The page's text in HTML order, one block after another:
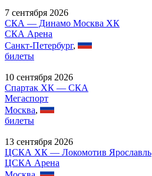
7 сентября 2026
СКА — Динамо Москва ХК
СКА Арена
Санкт-Петербург,
билеты
10 сентября 2026
Спартак ХК — СКА
Мегаспорт
Москва,
билеты
13 сентября 2026
ЦСКА ХК — Локомотив Ярославль
ЦСКА Арена